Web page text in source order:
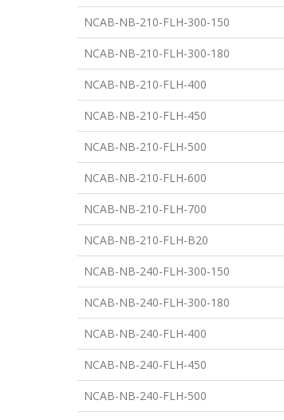
NCAB-NB-210-FLH-300-150
NCAB-NB-210-FLH-300-180
NCAB-NB-210-FLH-400
NCAB-NB-210-FLH-450
NCAB-NB-210-FLH-500
NCAB-NB-210-FLH-600
NCAB-NB-210-FLH-700
NCAB-NB-210-FLH-B20
NCAB-NB-240-FLH-300-150
NCAB-NB-240-FLH-300-180
NCAB-NB-240-FLH-400
NCAB-NB-240-FLH-450
NCAB-NB-240-FLH-500